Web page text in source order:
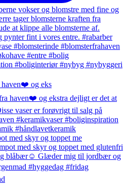
haven❤️ og eks
med skyr og toppet me